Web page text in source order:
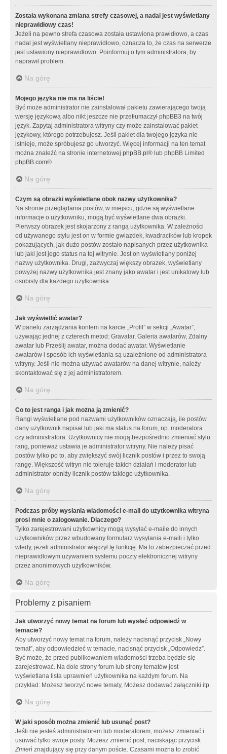
Została wykonana zmiana strefy czasowej, a nadal jest wyświetlany
nieprawidłowy czas!
Jeżeli na pewno strefa czasowa została ustawiona prawidłowo, a czas
nadal jest wyświetlany nieprawidłowo, oznacza to, że czas na serwerze
jest ustawiony nieprawidłowo. Poinformuj o tym administratora, by
naprawił problem.
Na górę
Mojego języka nie ma na liście!
Być może administrator nie zainstalował pakietu zawierającego twoją
wersję językową albo nikt jeszcze nie przetłumaczył phpBB3 na twój
język. Zapytaj administratora witryny czy może zainstalować pakiet
językowy, którego potrzebujesz. Jeśli pakiet dla twojego języka nie
istnieje, może spróbujesz go utworzyć. Więcej informacji na ten temat
można znaleźć na stronie internetowej phpBB.pl ® lub phpBB Limited
phpBB.com®
Na górę
Czym są obrazki wyświetlane obok nazwy użytkownika?
Na stronie przeglądania postów, w miejscu, gdzie są wyświetlane
informacje o użytkowniku, mogą być wyświetlane dwa obrazki.
Pierwszy obrazek jest skojarzony z rangą użytkownika. W zależności
od używanego stylu jest on w formie gwiazdek, kwadracików lub kropek
pokazujących, jak dużo postów zostało napisanych przez użytkownika
lub jaki jest jego status na tej witrynie. Jest on wyświetlany poniżej
nazwy użytkownika. Drugi, zazwyczaj większy obrazek, wyświetlany
powyżej nazwy użytkownika jest znany jako awatar i jest unikatowy lub
osobisty dla każdego użytkownika.
Na górę
Jak wyświetlić awatar?
W panelu zarządzania kontem na karcie „Profil” w sekcji „Awatar”,
używając jednej z czterech metod: Gravatar, Galeria awatarów, Zdalny
awatar lub Prześlij awatar, można dodać awatar. Wyświetlanie
awatarów i sposób ich wyświetlania są uzależnione od administratora
witryny. Jeśli nie można używać awatarów na danej witrynie, należy
skontaktować się z jej administratorem.
Na górę
Co to jest ranga i jak można ją zmienić?
Rangi wyświetlane pod nazwami użytkowników oznaczają, ile postów
dany użytkownik napisał lub jaki ma status na forum, np. moderatora
czy administratora. Użytkownicy nie mogą bezpośrednio zmieniać stylu
rang, ponieważ ustawia je administrator witryny. Nie należy pisać
postów tylko po to, aby zwiększyć swój licznik postów i przez to swoją
rangę. Większość witryn nie toleruje takich działań i moderator lub
administrator obniży licznik postów takiego użytkownika.
Na górę
Podczas próby wysłania wiadomości e-mail do użytkownika witryna
prosi mnie o zalogowanie. Dlaczego?
Tylko zarejestrowani użytkownicy mogą wysyłać e-maile do innych
użytkowników przez wbudowany formularz wysyłania e-maili i tylko
wtedy, jeżeli administrator włączył tę funkcję. Ma to zabezpieczać przed
nieprawidłowym używaniem systemu poczty elektronicznej witryny
przez anonimowych użytkowników.
Na górę
Problemy z pisaniem
Jak utworzyć nowy temat na forum lub wysłać odpowiedź w
temacie?
Aby utworzyć nowy temat na forum, należy nacisnąć przycisk „Nowy
temat”, aby odpowiedzieć w temacie, nacisnąć przycisk „Odpowiedz”.
Być może, że przed publikowaniem wiadomości trzeba będzie się
zarejestrować. Na dole strony forum lub strony tematów jest
wyświetlana lista uprawnień użytkownika na każdym forum. Na
przykład: Możesz tworzyć nowe tematy, Możesz dodawać załączniki itp.
Na górę
W jaki sposób można zmienić lub usunąć post?
Jeśli nie jesteś administratorem lub moderatorem, możesz zmieniać i
usuwać tylko swoje posty. Możesz zmienić post, naciskając przycisk
Zmień znajdujący się przy danym poście. Czasami można to zrobić